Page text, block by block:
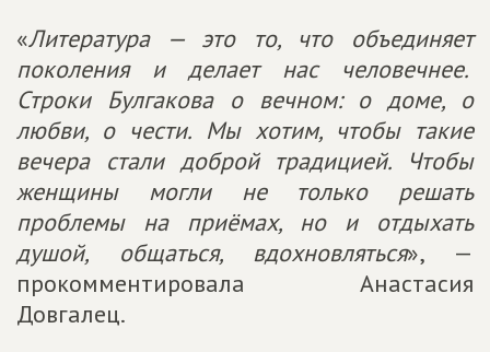
«Литература — это то, что объединяет
поколения и делает нас человечнее.
Строки Булгакова о вечном: о доме, о
любви, о чести. Мы хотим, чтобы такие
вечера стали доброй традицией. Чтобы
женщины могли не только решать
проблемы на приёмах, но и отдыхать
душой, общаться, вдохновляться», —
прокомментировала Анастасия
Довгалец.